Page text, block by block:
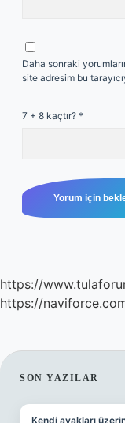
Daha sonraki
site adresim bu
7 + 8 kaçtır? *
https://
https://
SON YAZILAR
Kendi ayakları